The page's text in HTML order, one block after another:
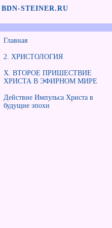
BDN-STEINER.RU
Главная
2. ХРИСТОЛОГИЯ
X. ВТОРОЕ ПРИШЕСТВИЕ
ХРИСТА В ЭФИРНОМ МИРЕ
Действие Импульса Христа в
будущие эпохи